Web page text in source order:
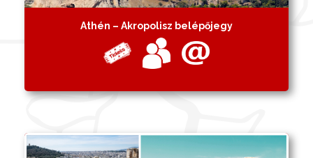
Athén – Akropolisz belépőjegy